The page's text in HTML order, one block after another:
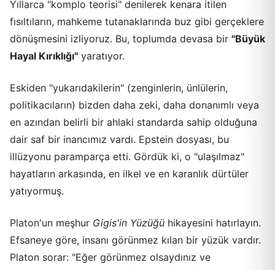
Yıllarca "komplo teorisi" denilerek kenara itilen
fısıltıların, mahkeme tutanaklarında buz gibi gerçeklere
dönüşmesini izliyoruz. Bu, toplumda devasa bir "Büyük
Hayal Kırıklığı" yaratıyor.
Eskiden "yukarıdakilerin" (zenginlerin, ünlülerin,
politikacıların) bizden daha zeki, daha donanımlı veya
en azından belirli bir ahlaki standarda sahip olduğuna
dair saf bir inancımız vardı. Epstein dosyası, bu
illüzyonu paramparça etti. Gördük ki, o "ulaşılmaz"
hayatların arkasında, en ilkel ve en karanlık dürtüler
yatıyormuş.
Platon'un meşhur Gigis'in Yüzüğü hikayesini hatırlayın.
Efsaneye göre, insanı görünmez kılan bir yüzük vardır.
Platon sorar: "Eğer görünmez olsaydınız ve